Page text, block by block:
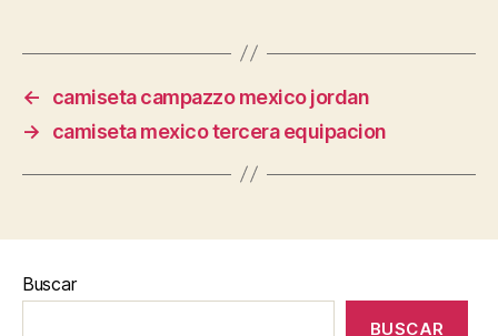
←
camiseta campazzo mexico jordan
→
camiseta mexico tercera equipacion
Buscar
BUSCAR